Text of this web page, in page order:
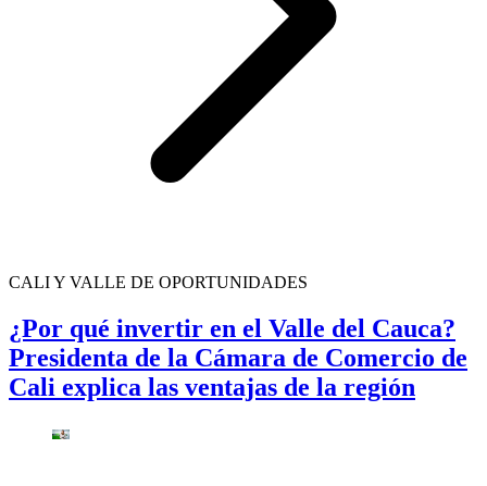
CALI Y VALLE DE OPORTUNIDADES
¿Por qué invertir en el Valle del Cauca?
Presidenta de la Cámara de Comercio de
Cali explica las ventajas de la región